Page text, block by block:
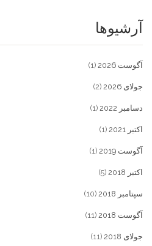
آرشیوها
آگوست 2026 (1)
جولای 2026 (2)
دسامبر 2022 (1)
اکتبر 2021 (1)
آگوست 2019 (1)
اکتبر 2018 (5)
سپتامبر 2018 (10)
آگوست 2018 (11)
جولای 2018 (11)